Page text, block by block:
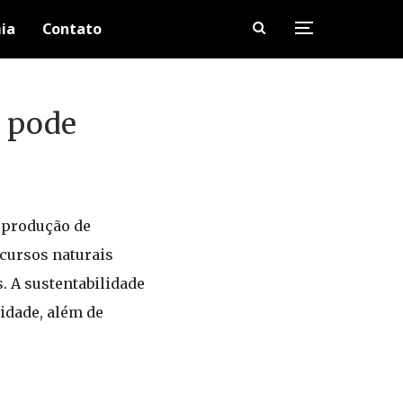
Contato
de
naturais
A sustentabilidade
além de